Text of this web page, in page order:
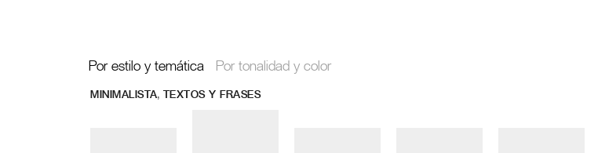
Por estilo y temática Por tonalidad y color
MINIMALISTA, TEXTOS Y FRASES